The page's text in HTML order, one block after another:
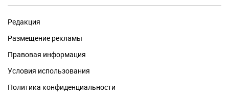
Редакция
Размещение рекламы
Правовая информация
Условия использования
Политика конфиденциальности